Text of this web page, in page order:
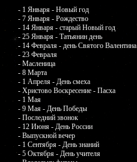
- 1 Января - Новый год
- 7 Января - Рождество
- 14 Января - старый Новый год
- 25 Января - Татьянин день
- 14 Февраля - день Святого Валентина
- 23 Февраля
- Масленица
- 8 Марта
- 1 Апреля - День смеха
- Христово Воскресение - Пасха
- 1 Мая
- 9 Мая - День Победы
- Последний звонок
- 12 Июня - День России
- Выпускной вечер
- 1 Сентября - День знаний
- 5 Октября - День учителя